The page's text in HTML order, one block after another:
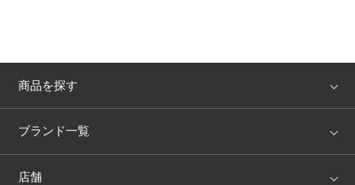
商品を探す
アイテム
ブランド一覧
WACOAL
店舗